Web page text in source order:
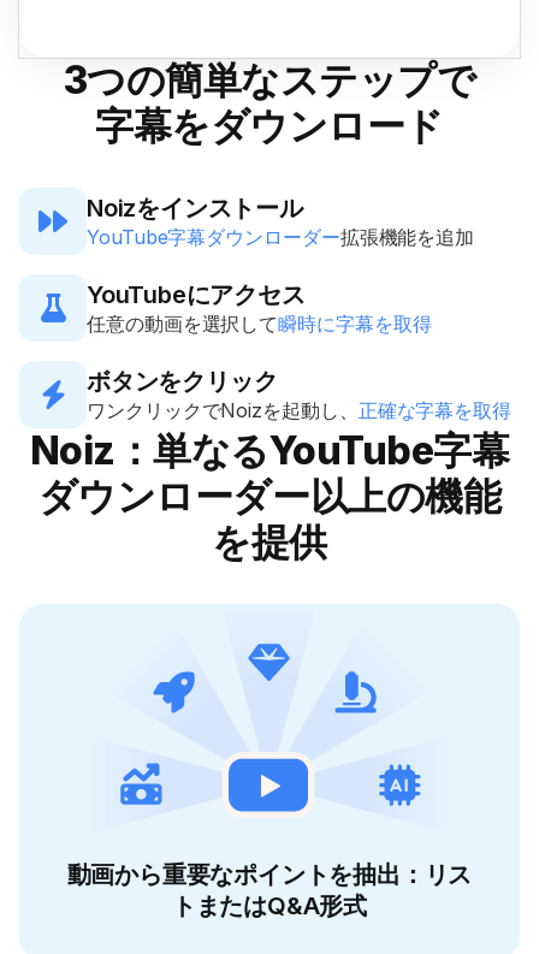
3つの簡単なステップで
字幕をダウンロード
 Noizをインストール
YouTube字幕ダウンローダー拡張機能を追加
 YouTubeにアクセス
任意の動画を選択して瞬時に字幕を取得
 ボタンをクリック
ワンクリックでNoizを起動し、 正確な字幕を取得
Noiz：単なるYouTube字幕
ダウンローダー以上の機能
を提供
動画から重要なポイントを抽出：リス
トまたはQ&A形式